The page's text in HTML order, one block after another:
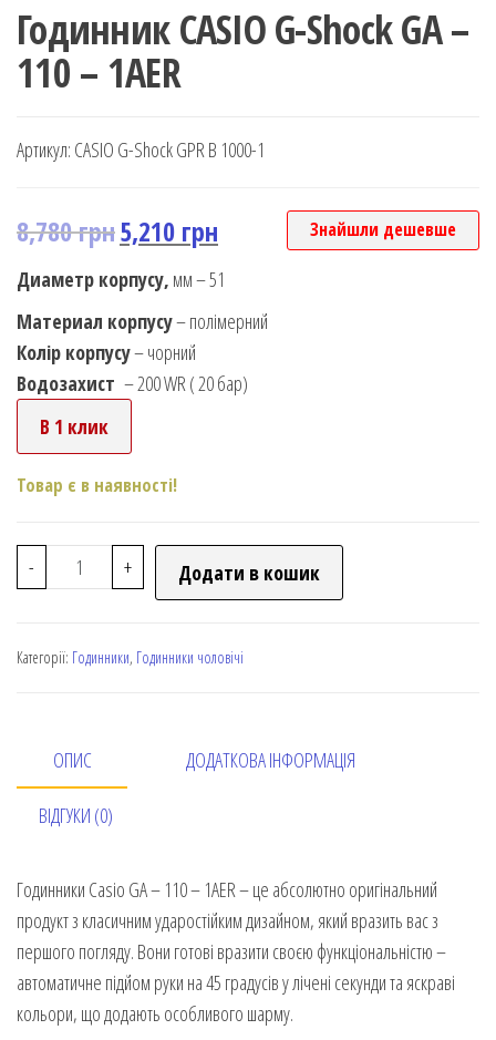
Годинник CASIO G-Shock GA –
110 – 1AER
Артикул: CASIO G-Shock GPR B 1000-1
8,780грн5,210 грн Знайшли дешевше
Диаметр корпусу, мм – 51
Материал корпусу– полімерний
Колір корпусу– чорний
Водозахист – 200 WR ( 20 бар)
В 1 клик
Товар є в наявності!
- + Додати в кошик
Категорії: Годинники, Годинники чоловічі
ОПИС ДОДАТКОВА ІНФОРМАЦІЯ
ВІДГУКИ (0)
Годинники Casio GA – 110 – 1AER – це абсолютно оригінальний
продукт з класичним ударостійким дизайном, який вразить вас з
першого погляду. Вони готові вразити своєю функціональністю –
автоматичне підйом руки на 45 градусів у лічені секунди та яскраві
кольори, що додають особливого шарму.